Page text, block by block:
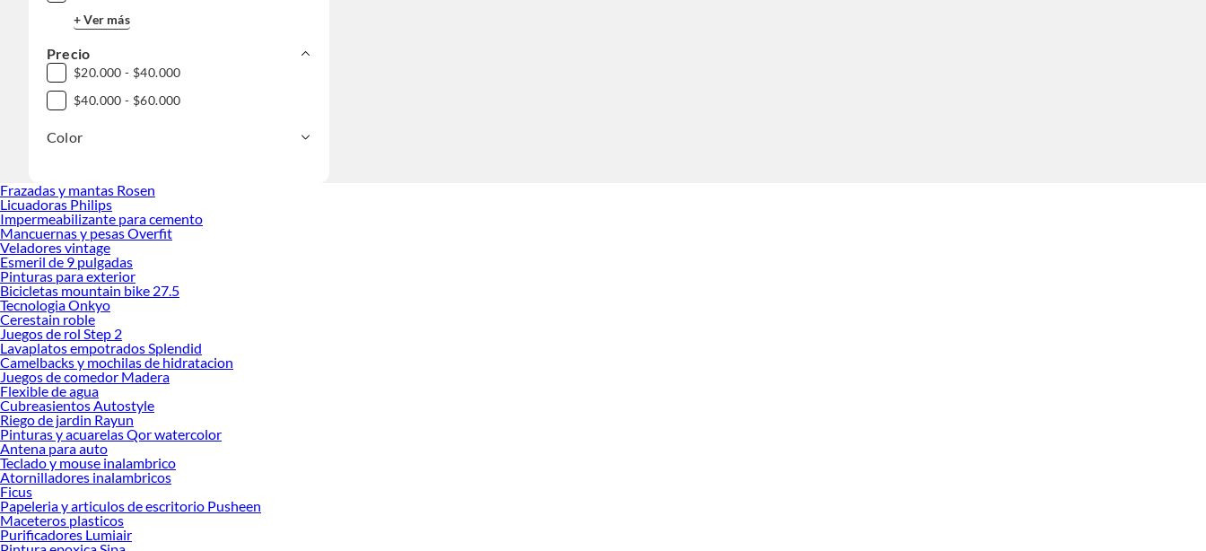
+ Ver más
Precio
$20.000 - $40.000
$40.000 - $60.000
Color
Frazadas y mantas Rosen
Licuadoras Philips
Impermeabilizante para cemento
Mancuernas y pesas Overfit
Veladores vintage
Esmeril de 9 pulgadas
Pinturas para exterior
Bicicletas mountain bike 27.5
Tecnologia Onkyo
Cerestain roble
Juegos de rol Step 2
Lavaplatos empotrados Splendid
Camelbacks y mochilas de hidratacion
Juegos de comedor Madera
Flexible de agua
Cubreasientos Autostyle
Riego de jardin Rayun
Pinturas y acuarelas Qor watercolor
Antena para auto
Teclado y mouse inalambrico
Atornilladores inalambricos
Ficus
Papeleria y articulos de escritorio Pusheen
Maceteros plasticos
Purificadores Lumiair